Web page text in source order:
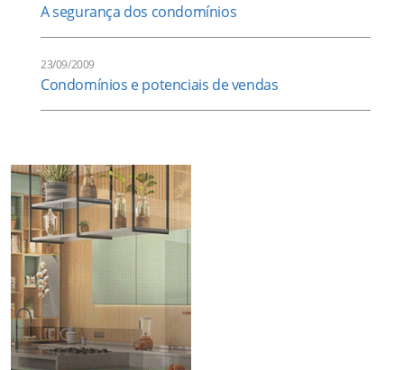
A segurança dos condomínios
23/09/2009
Condomínios e potenciais de vendas